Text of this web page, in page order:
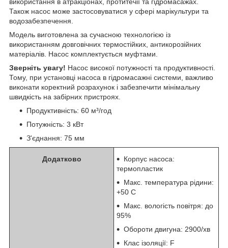
Також насос може застосовуватися у сфері марікультури та
водозабезпечення.
Модель виготовлена ​​за сучасною технологією із
використанням довговічних термостійких, антикорозійних
матеріалів. Насос комплектується муфтами.
Зверніть увагу! Насос високої потужності та продуктивності.
Тому, при установці насоса в гідромасажні системи, важливо
виконати коректний розрахунок і забезпечити мінімальну
швидкість на забірних пристроях.
Продуктивність: 60 м³/год
Потужність: 3 кВт
З'єднання: 75 мм
Додатково
Корпус насоса:
термопластик
Макс. температура рідини:
+50 С
Макс. вологість повітря: до
95%
Обороти двигуна: 2900/хв
Клас ізоляції: F